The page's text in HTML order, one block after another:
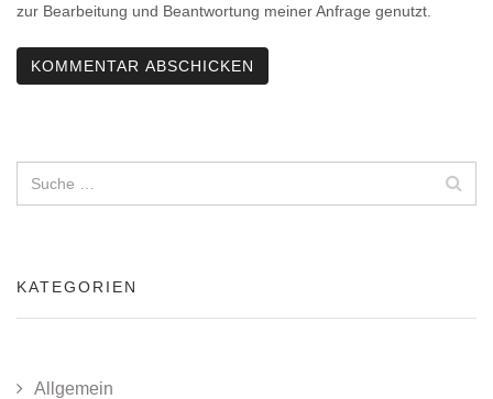
zur Bearbeitung und Beantwortung meiner Anfrage genutzt.
KATEGORIEN
Allgemein